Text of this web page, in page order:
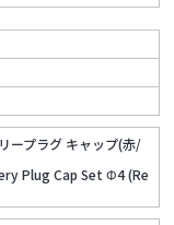
ープラグ キャップ(赤/
Plug Cap Set Φ4 (Re